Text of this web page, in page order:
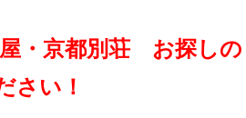
屋・京都別荘 お探しの
さい！